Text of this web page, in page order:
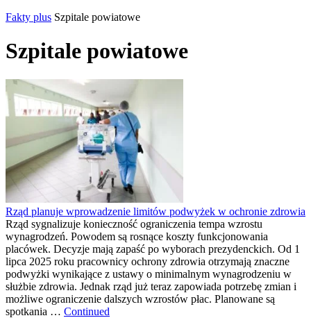
Fakty plus Szpitale powiatowe
Szpitale powiatowe
Rząd planuje wprowadzenie limitów podwyżek w ochronie zdrowia
Rząd sygnalizuje konieczność ograniczenia tempa wzrostu
wynagrodzeń. Powodem są rosnące koszty funkcjonowania
placówek. Decyzje mają zapaść po wyborach prezydenckich. Od 1
lipca 2025 roku pracownicy ochrony zdrowia otrzymają znaczne
podwyżki wynikające z ustawy o minimalnym wynagrodzeniu w
służbie zdrowia. Jednak rząd już teraz zapowiada potrzebę zmian i
możliwe ograniczenie dalszych wzrostów płac. Planowane są
spotkania … Continued